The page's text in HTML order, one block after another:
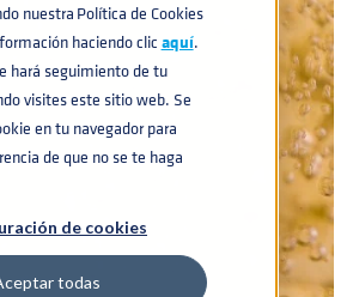
nuestra Política de Cookies
haciendo clic aquí.
hará seguimiento de tu
visites este sitio web. Se
en tu navegador para
de que no se te haga
de cookies
todas